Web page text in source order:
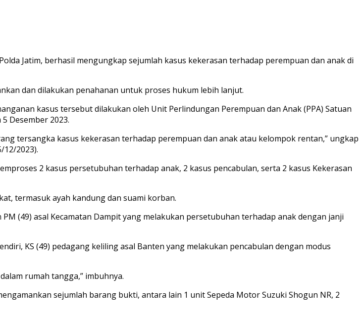
Jatim, berhasil mengungkap sejumlah kasus kekerasan terhadap perempuan dan anak di
dan dilakukan penahanan untuk proses hukum lebih lanjut.
kasus tersebut dilakukan oleh Unit Perlindungan Perempuan dan Anak (PPA) Satuan
Desember 2023.
tersangka kasus kekerasan terhadap perempuan dan anak atau kelompok rentan,” ungkap
12/2023).
2 kasus persetubuhan terhadap anak, 2 kasus pencabulan, serta 2 kasus Kekerasan
termasuk ayah kandung dan suami korban.
(49) asal Kecamatan Dampit yang melakukan persetubuhan terhadap anak dengan janji
KS (49) pedagang keliling asal Banten yang melakukan pencabulan dengan modus
rumah tangga,” imbuhnya.
sejumlah barang bukti, antara lain 1 unit Sepeda Motor Suzuki Shogun NR, 2